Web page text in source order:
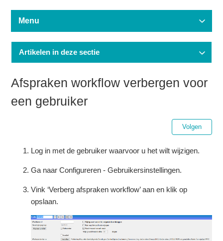
Menu
Artikelen in deze sectie
Afspraken workflow verbergen voor
een gebruiker
Volgen
Log in met de gebruiker waarvoor u het wilt wijzigen.
Ga naar Configureren - Gebruikersinstellingen.
Vink ‘Verberg afspraken workflow’ aan en klik op
opslaan.